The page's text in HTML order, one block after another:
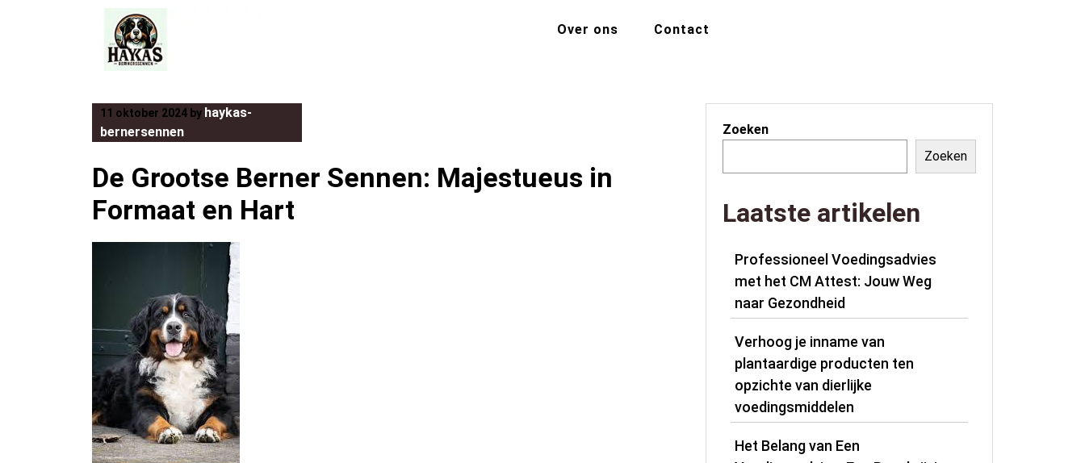
Over ons Contact
11 oktober 2024 by haykas-
bernersennen
De Grootse Berner Sennen: Majestueus in
Formaat en Hart
Zoeken
Zoeken
Laatste artikelen
Professioneel Voedingsadvies
met het CM Attest: Jouw Weg
naar Gezondheid
Verhoog je inname van
plantaardige producten ten
opzichte van dierlijke
voedingsmiddelen
Het Belang van Een